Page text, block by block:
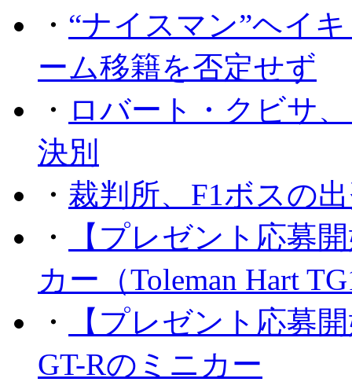
・ “ナイスマン”ヘイ
ーム移籍を否定せず
・ ロバート・クビサ
決別
・ 裁判所、F1ボスの
・
【プレゼント応募
カー（Toleman Hart
・
【プレゼント応募
GT-Rのミニカー